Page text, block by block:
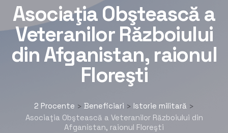
Asociaţia Obştească a
Veteranilor Războiului
din Afganistan, raionul
Floreşti
2 Procente > Beneficiari > Istorie militară >
Asociaţia Obştească a Veteranilor Războiului din
Afganistan, raionul Floreşti